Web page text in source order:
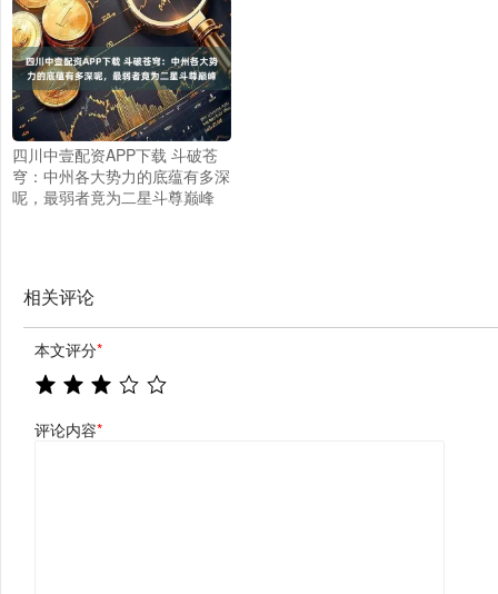
四川中壹配资APP下载 斗破苍
穹：中州各大势力的底蕴有多深
呢，最弱者竟为二星斗尊巅峰
相关评论
本文评分*
评论内容*